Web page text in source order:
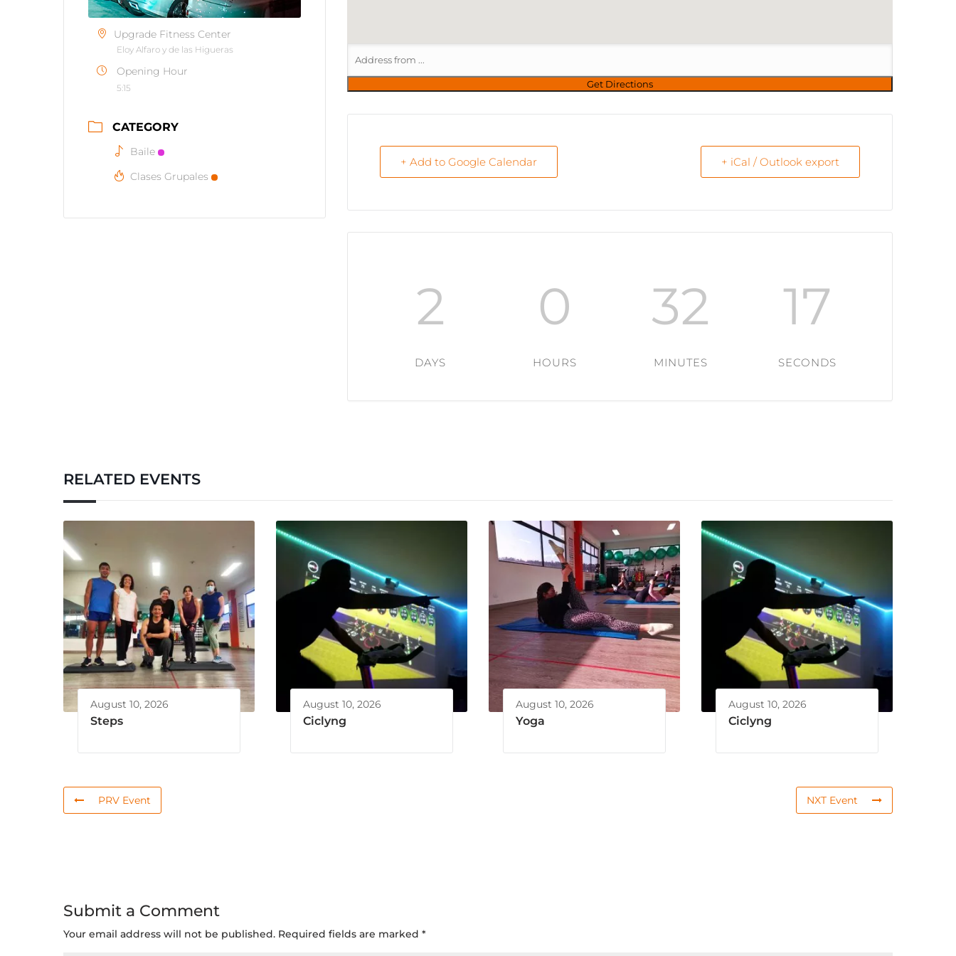
Upgrade Fitness Center
Eloy Alfaro y de las Higueras
Opening Hour
5:15
CATEGORY
Baile
Clases Grupales
+ Add to Google Calendar + iCal / Outlook export
2
DAYS
0
HOURS
32
MINUTES
16
SECONDS
RELATED EVENTS
August 10, 2026
Steps
August 10, 2026
Ciclyng
August 10, 2026
Yoga
August 10, 2026
Ciclyng
PRV Event NXT Event
Submit a Comment
Your email address will not be published. Required fields are marked *